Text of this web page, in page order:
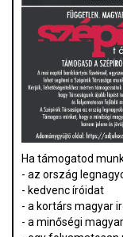
Ha támogatod
- az ország
- kedvenc íróidat
- a kortárs magyar
- a minőségi